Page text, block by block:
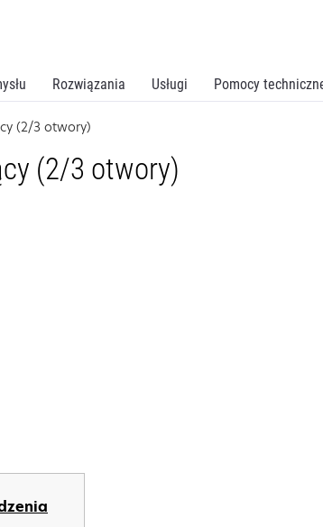
Rozwiązania Usługi Pomocy
(2/3 otwory)
(2/3 otwory)